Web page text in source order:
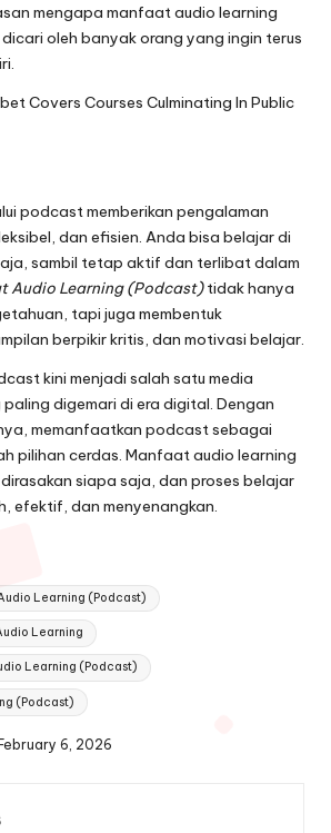
mengapa manfaat audio learning
oleh banyak orang yang ingin terus
Covers Courses Culminating In Public
podcast memberikan pengalaman
dan efisien. Anda bisa belajar di
sambil tetap aktif dan terlibat dalam
Audio Learning (Podcast)tidak hanya
tapi juga membentuk
berpikir kritis, dan motivasi belajar.
kini menjadi salah satu media
digemari di era digital. Dengan
memanfaatkan podcast sebagai
pilihan cerdas. Manfaat audio learning
siapa saja, dan proses belajar
efektif, dan menyenangkan.
Learning (Podcast)
Learning
Learning (Podcast)
(Podcast)
6, 2026